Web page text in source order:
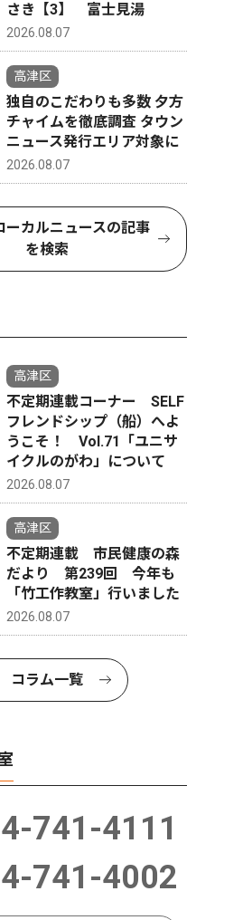
2026.07.31
森永さん ｢闘うお
衛戦へ 総合格闘
鞋
神奈川
須賀の
地権者、
さき【3】 富士見湯
2026.08.07
高津区
独自のこだわりも多数 夕方
チャイムを徹底調査 タウン
ニュース発行エリア対象に
2026.08.07
ーカルニュースの記事
を検索
高津区
不定期連載コーナー SELF
フレンドシップ（船）へよ
うこそ！ Vol.71「ユニサ
イクルのがわ」について
2026.08.07
高津区
不定期連載 市民健康の森
だより 第239回 今年も
「竹工作教室」行いました
2026.08.07
コラム一覧
741-4111
741-4002